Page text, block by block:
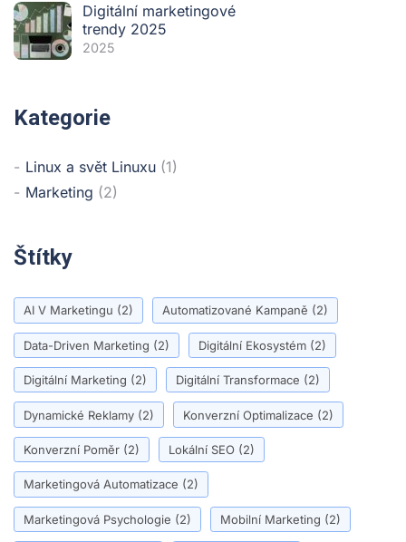
Digitální marketingové
trendy 2025
2025
Kategorie
Linux a svět Linuxu (1)
Marketing (2)
Štítky
AI V Marketingu (2) Automatizované Kampaně (2)
Data-Driven Marketing (2) Digitální Ekosystém (2)
Digitální Marketing (2) Digitální Transformace (2)
Dynamické Reklamy (2) Konverzní Optimalizace (2)
Konverzní Poměr (2) Lokální SEO (2)
Marketingová Automatizace (2)
Marketingová Psychologie (2) Mobilní Marketing (2)